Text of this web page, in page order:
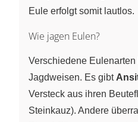
Eule erfolgt somit lautlos.
Wie jagen Eulen?
Verschiedene
Jagdweisen. Es gibt
Versteck aus ihren
Steinkauz). Andere